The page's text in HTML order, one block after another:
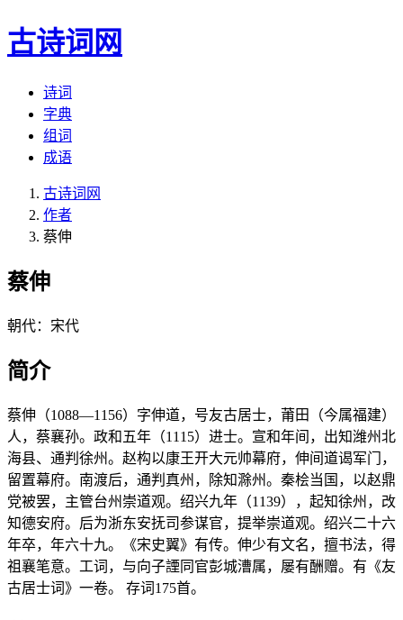
古诗词网
诗词
字典
组词
成语
古诗词网
作者
蔡伸
蔡伸
朝代：宋代
简介
蔡伸（1088—1156）字伸道，号友古居士，莆田（今属福建）
人，蔡襄孙。政和五年（1115）进士。宣和年间，出知潍州北
海县、通判徐州。赵构以康王开大元帅幕府，伸间道谒军门，
留置幕府。南渡后，通判真州，除知滁州。秦桧当国，以赵鼎
党被罢，主管台州崇道观。绍兴九年（1139），起知徐州，改
知德安府。后为浙东安抚司参谋官，提举崇道观。绍兴二十六
年卒，年六十九。《宋史翼》有传。伸少有文名，擅书法，得
祖襄笔意。工词，与向子諲同官彭城漕属，屡有酬赠。有《友
古居士词》一卷。 存词175首。